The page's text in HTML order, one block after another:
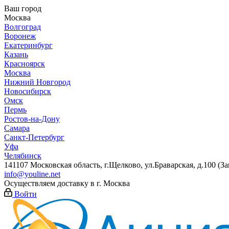
Ваш город
Москва
Волгоград
Воронеж
Екатеринбург
Казань
Красноярск
Москва
Нижний Новгород
Новосибирск
Омск
Пермь
Ростов-на-Дону
Самара
Санкт-Петербург
Уфа
Челябинск
141107 Московская область, г.Щелково, ул.Браварская, д.100
info@youline.net
Осуществляем доставку в г. Москва
Войти